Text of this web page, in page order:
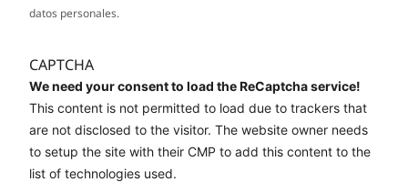
datos personales.
CAPTCHA
We need your consent to load the ReCaptcha service!
This content is not permitted to load due to trackers that
are not disclosed to the visitor. The website owner needs
to setup the site with their CMP to add this content to the
list of technologies used.